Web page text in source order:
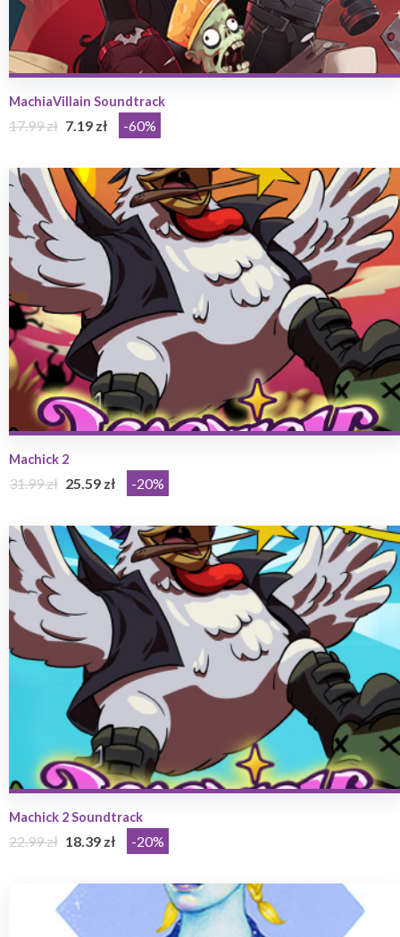
MachiaVillain Soundtrack
17.99 zł 7.19 zł -60%
Machick 2
31.99 zł 25.59 zł -20%
Machick 2 Soundtrack
22.99 zł 18.39 zł -20%